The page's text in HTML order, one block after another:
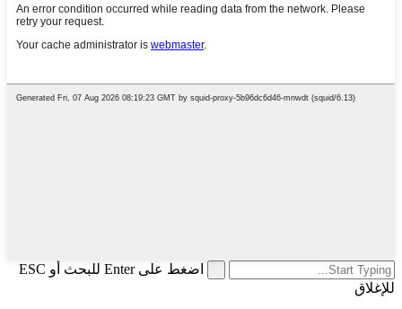
اضغط على Enter للبحث أو ESC
للإغلاق